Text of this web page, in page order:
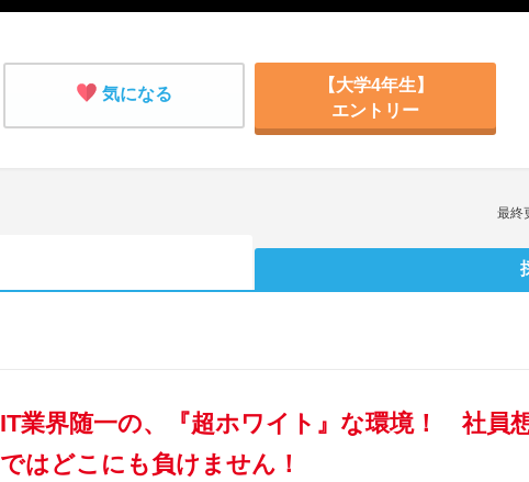
気になる
【大学4年生】
エントリー
最終
IT業界随一の、『超ホワイト』な環境！ 社員
ではどこにも負けません！